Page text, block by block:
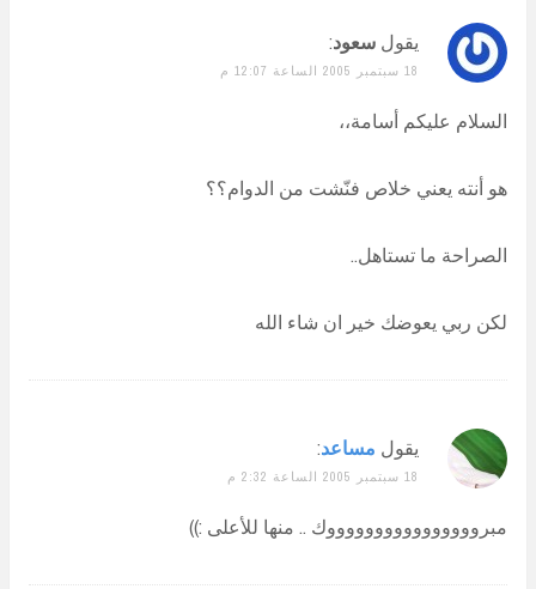
يقول سعود:
18 سبتمبر 2005 الساعة 12:07 م
السلام عليكم أسامة،،
هو أنته يعني خلاص فنّشت من الدوام؟؟
الصراحة ما تستاهل..
لكن ربي يعوضك خير ان شاء الله
يقول مساعد:
18 سبتمبر 2005 الساعة 2:32 م
مبرووووووووووووووووك .. منها للأعلى :))